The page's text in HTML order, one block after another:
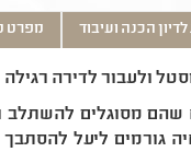
לדיון הכנה ועיבוד מפרט
ולעבור לדירה
מסוגלים להשתלב
גורמים ליעל